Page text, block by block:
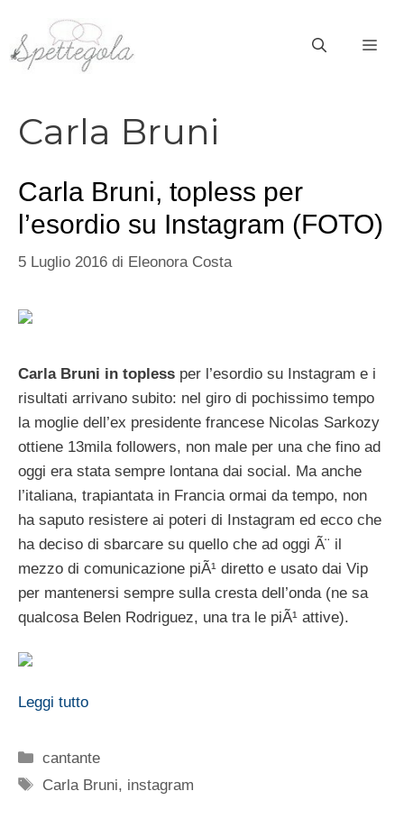
contenuto
Carla Bruni
Carla Bruni, topless per
l’esordio su Instagram (FOTO)
5 Luglio 2016 di Eleonora Costa
Carla Bruni in topless per l’esordio su Instagram e i
risultati arrivano subito: nel giro di pochissimo tempo
la moglie dell’ex presidente francese Nicolas Sarkozy
ottiene 13mila followers, non male per una che fino ad
oggi era stata sempre lontana dai social. Ma anche
l’italiana, trapiantata in Francia ormai da tempo, non
ha saputo resistere ai poteri di Instagram ed ecco che
ha deciso di sbarcare su quello che ad oggi Ã¨ il
mezzo di comunicazione piÃ¹ diretto e usato dai Vip
per mantenersi sempre sulla cresta dell’onda (ne sa
qualcosa Belen Rodriguez, una tra le piÃ¹ attive).
Leggi tutto
Categorie
cantante
Tag
Carla Bruni, instagram